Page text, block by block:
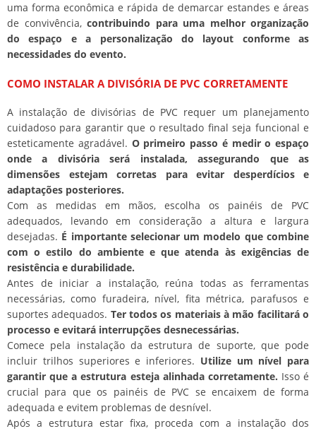
uma forma econômica e rápida de demarcar estandes e áreas
de convivência, contribuindo para uma melhor organização
do espaço e a personalização do layout conforme as
necessidades do evento.
COMO INSTALAR A DIVISÓRIA DE PVC CORRETAMENTE
A instalação de divisórias de PVC requer um planejamento
cuidadoso para garantir que o resultado final seja funcional e
esteticamente agradável. O primeiro passo é medir o espaço
onde a divisória será instalada, assegurando que as
dimensões estejam corretas para evitar desperdícios e
adaptações posteriores.
Com as medidas em mãos, escolha os painéis de PVC
adequados, levando em consideração a altura e largura
desejadas. É importante selecionar um modelo que combine
com o estilo do ambiente e que atenda às exigências de
resistência e durabilidade.
Antes de iniciar a instalação, reúna todas as ferramentas
necessárias, como furadeira, nível, fita métrica, parafusos e
suportes adequados. Ter todos os materiais à mão facilitará o
processo e evitará interrupções desnecessárias.
Comece pela instalação da estrutura de suporte, que pode
incluir trilhos superiores e inferiores. Utilize um nível para
garantir que a estrutura esteja alinhada corretamente. Isso é
crucial para que os painéis de PVC se encaixem de forma
adequada e evitem problemas de desnível.
Após a estrutura estar fixa, proceda com a instalação dos